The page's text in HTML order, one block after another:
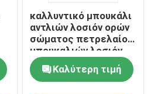
πλαστικό σωλήνας
καλλυντικό μπουκάλι
αντλιών λοσιόν ορών
σώματος πετρελαίου
μπουκαλιών λοσιόν
30ml 60ml
Καλύτερη τιμή